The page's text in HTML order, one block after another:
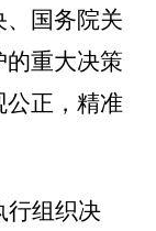
国务院关
重大决策
正，精准
行组织决